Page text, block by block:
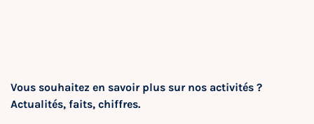
Vous souhaitez en savoir plus sur nos activités ?
Actualités, faits, chiffres.